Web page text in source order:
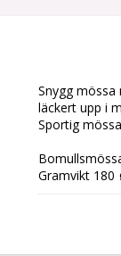
Snygg mössa
läckert upp i
Sportig mössa
Gramvikt 180